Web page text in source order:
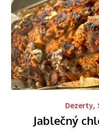
Dezerty,
Jablečný